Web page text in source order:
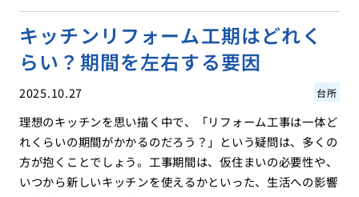
キッチンリフォーム工期はどれく
らい？期間を左右する要因
2025.10.27 台所
理想のキッチンを思い描く中で、「リフォーム工事は一体ど
れくらいの期間がかかるのだろう？」という疑問は、多くの
方が抱くことでしょう。工事期間は、仮住まいの必要性や、
いつから新しいキッチンを使えるかといった、生活への影響